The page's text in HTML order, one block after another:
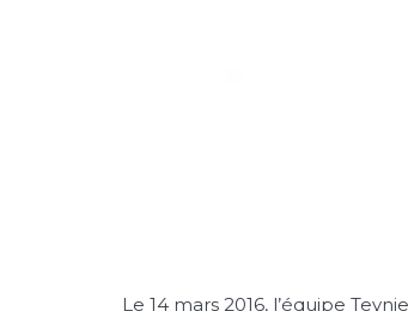
Le 14 mars 2016, l’équipe